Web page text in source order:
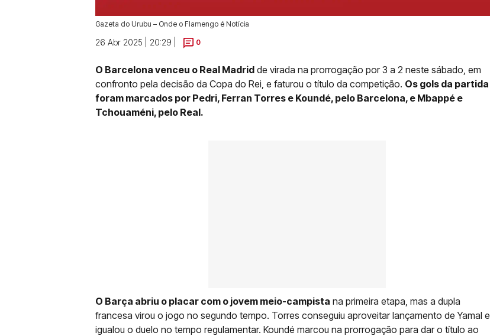
Gazeta do Urubu – Onde o Flamengo é Notícia
26 Abr 2025 | 20:29 | 0
O Barcelona venceu o Real Madrid de virada na prorrogação por 3 a 2 neste sábado, em
confronto pela decisão da Copa do Rei, e faturou o título da competição. Os gols da partida
foram marcados por Pedri, Ferran Torres e Koundé, pelo Barcelona, e Mbappé e
Tchouaméni, pelo Real.
O Barça abriu o placar com o jovem meio-campista na primeira etapa, mas a dupla
francesa virou o jogo no segundo tempo. Torres conseguiu aproveitar lançamento de Yamal e
igualou o duelo no tempo regulamentar. Koundé marcou na prorrogação para dar o título ao